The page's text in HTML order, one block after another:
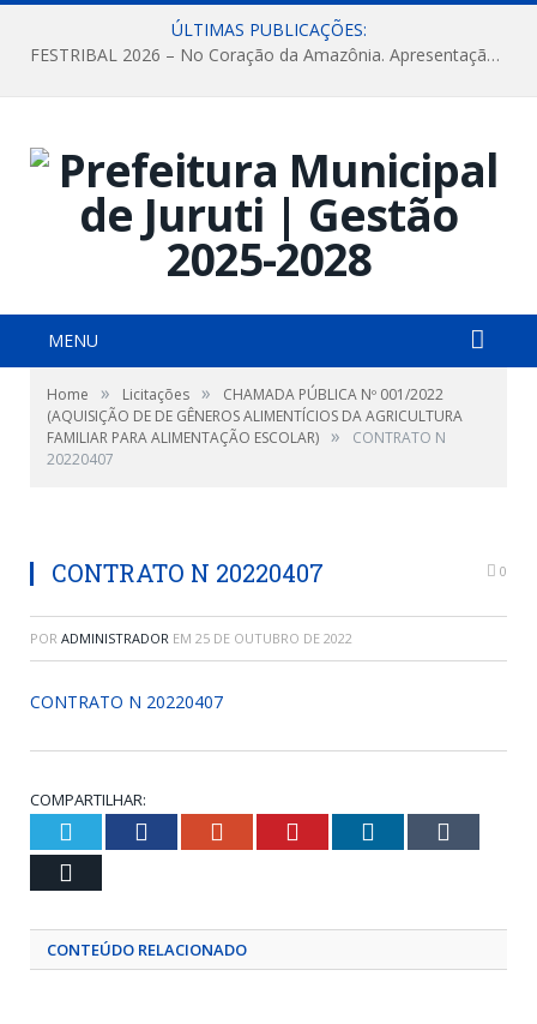
ÚLTIMAS PUBLICAÇÕES:
FESTRIBAL 2026 – No Coração da Amazônia. Apresentação da Munduruku.
MENU
Home » Licitações »
CHAMADA PÚBLICA Nº 001/2022
(AQUISIÇÃO DE DE GÊNEROS ALIMENTÍCIOS DA AGRICULTURA
FAMILIAR PARA ALIMENTAÇÃO ESCOLAR) »
CONTRATO N
20220407
CONTRATO N 20220407 0
POR ADMINISTRADOR EM 25 DE OUTUBRO DE 2022
CONTRATO N 20220407
COMPARTILHAR:
Twitter Facebook Google+ Pinterest LinkedIn
CONTEÚDO RELACIONADO